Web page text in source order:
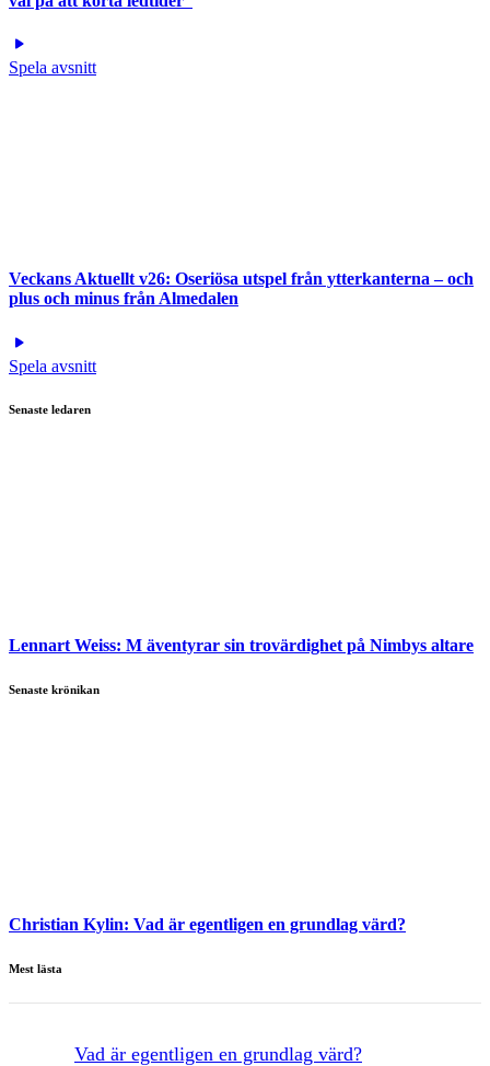
Spela avsnitt
Veckans Aktuellt v26: Oseriösa utspel från ytterkanterna – och
plus och minus från Almedalen
Spela avsnitt
Senaste ledaren
Lennart Weiss: M äventyrar sin trovärdighet på Nimbys altare
Senaste krönikan
Christian Kylin: Vad är egentligen en grundlag värd?
Mest lästa
Vad är egentligen en grundlag värd?